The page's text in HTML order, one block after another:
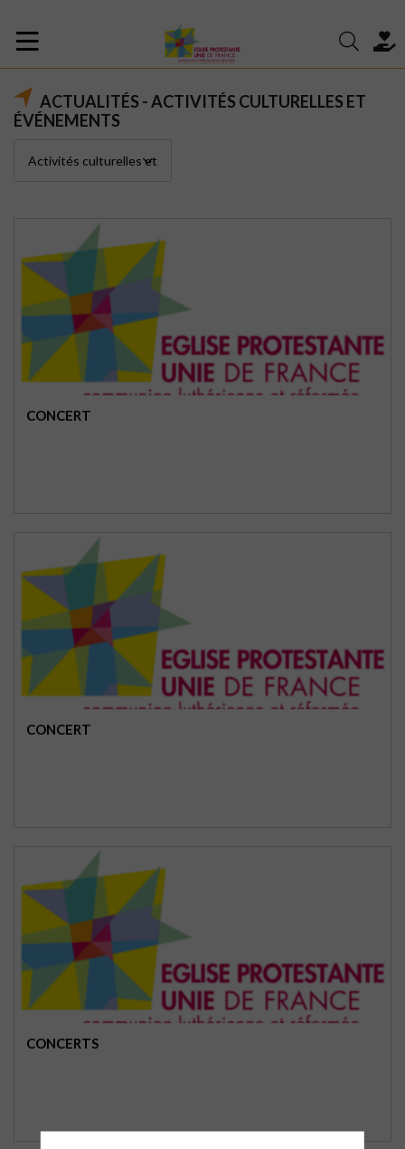
ACTUALITÉS - ACTIVITÉS CULTURELLES ET
ÉVÉNEMENTS
CONCERT
CONCERT
CONCERTS